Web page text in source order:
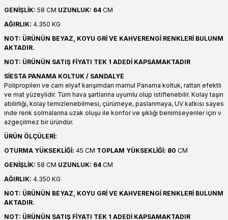
GENİŞLİK: 58 CM UZUNLUK: 64CM
AĞIRLIK: 4.350 KG
NOT: ÜRÜNÜN BEYAZ, KOYU GRİ VE KAHVERENGİ RENKLERİ BULUNM
AKTADIR.
NOT: ÜRÜNÜN SATIŞ FİYATI TEK 1 ADEDİ KAPSAMAKTADIR
SİESTA PANAMA KOLTUK / SANDALYE
Polipropilen ve cam elyaf karışımdan mamul Panama koltuk, rattan efektli
ve mat yüzeylidir. Tüm hava şartlarına uyumlu olup istiflenebilir. Kolay taşın
abilirliği, kolay temizlenebilmesi, çürümeye, paslanmaya, UV katkısı sayes
inde renk solmalarına uzak oluşu ile konfor ve şıklığı benimseyenler için v
azgeçilmez bir üründür.
ÜRÜN ÖLÇÜLERİ:
OTURMA YÜKSEKLİĞİ: 45 CM TOPLAM YÜKSEKLİĞİ: 80 CM
GENİŞLİK: 58 CM UZUNLUK: 64CM
AĞIRLIK: 4.350 KG
NOT: ÜRÜNÜN BEYAZ, KOYU GRİ VE KAHVERENGİ RENKLERİ BULUNM
AKTADIR.
NOT: ÜRÜNÜN SATIŞ FİYATI TEK 1 ADEDİ KAPSAMAKTADIR